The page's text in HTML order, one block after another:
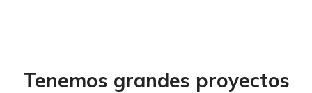
Tenemos grandes proyectos